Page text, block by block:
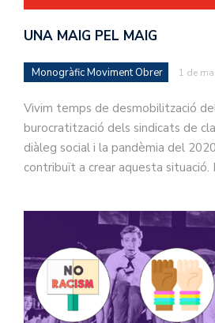
UNA MAIG PEL MAIG
Monogràfic Moviment Obrer 1 de
Vivim temps de desmobilització
burocratització dels sindicats de
diàleg social i la pandèmia del
contribuït a crear aquesta